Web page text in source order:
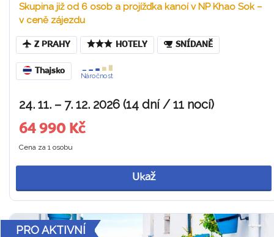
Skupina již od 6 osob a projížďka kanoí v NP Khao Sok –
v ceně zájezdu
Z PRAHY HOTELY SNÍDANĚ
Thajsko
Náročnost
24. 11. – 7. 12. 2026 (14 dní / 11 nocí)
64 990 Kč
Cena za 1 osobu
Ukaž
PRO AKTIVNÍ